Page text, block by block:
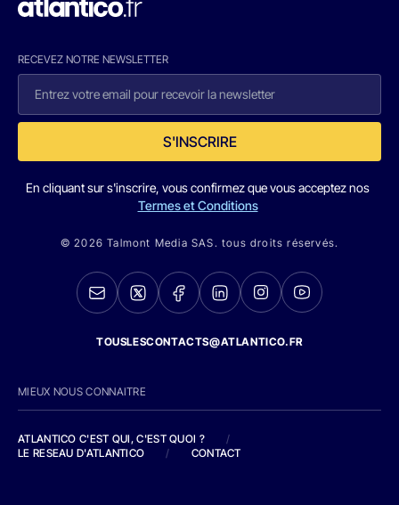
RECEVEZ NOTRE NEWSLETTER
S'INSCRIRE
En cliquant sur s'inscrire, vous confirmez que vous acceptez nos
Termes et Conditions
© 2026 Talmont Media SAS. tous droits réservés.
TOUSLESCONTACTS@ATLANTICO.FR
MIEUX NOUS CONNAITRE
ATLANTICO C'EST QUI, C'EST QUOI ?
/
LE RESEAU D'ATLANTICO
/ CONTACT